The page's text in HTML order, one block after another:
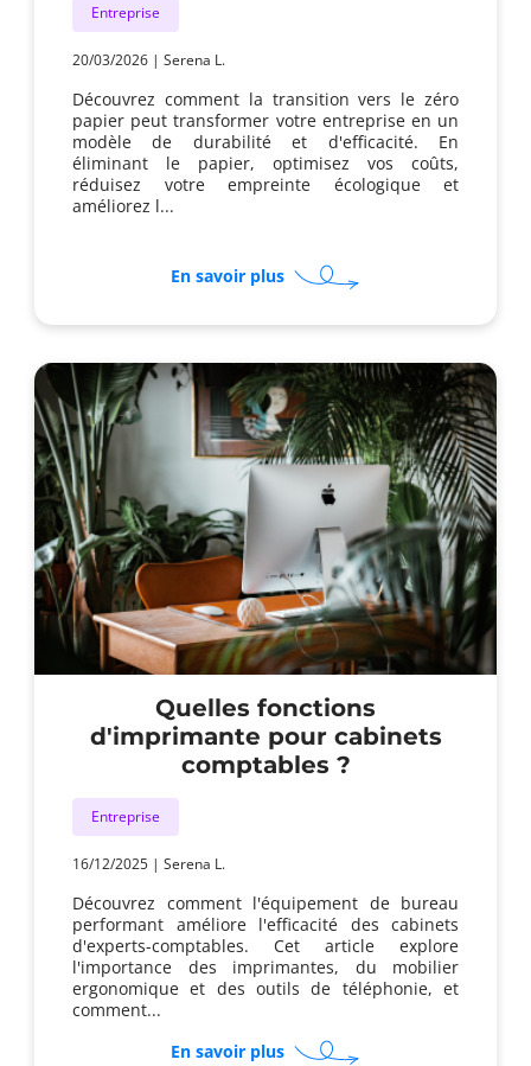
Entreprise
20/03/2026 | Serena L.
Découvrez comment la transition vers le zéro
papier peut transformer votre entreprise en un
modèle de durabilité et d'efficacité. En
éliminant le papier, optimisez vos coûts,
réduisez votre empreinte écologique et
améliorez l...
En savoir plussur
Entreprise
:
mythe
ou
réalité
actuelle
?
Quelles fonctions
d'imprimante pour cabinets
comptables ?
Entreprise
16/12/2025 | Serena L.
Découvrez comment l'équipement de bureau
performant améliore l'efficacité des cabinets
d'experts-comptables. Cet article explore
l'importance des imprimantes, du mobilier
ergonomique et des outils de téléphonie, et
comment...
En savoir plussur